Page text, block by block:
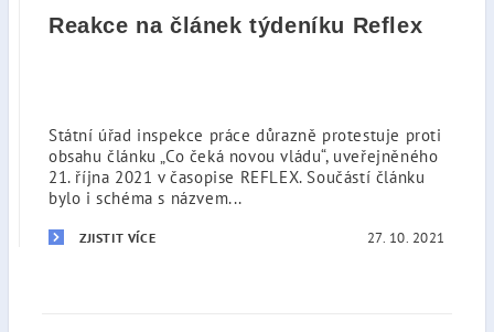
Reakce na článek týdeníku Reflex
Státní úřad inspekce práce důrazně protestuje proti
obsahu článku „Co čeká novou vládu“, uveřejněného
21. října 2021 v časopise REFLEX. Součástí článku
bylo i schéma s názvem...
ZJISTIT VÍCE 27. 10. 2021